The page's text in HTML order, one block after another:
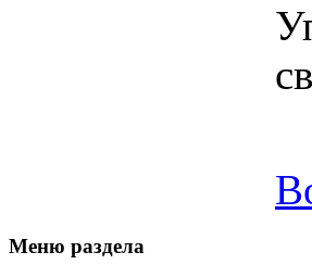
Меню раздела